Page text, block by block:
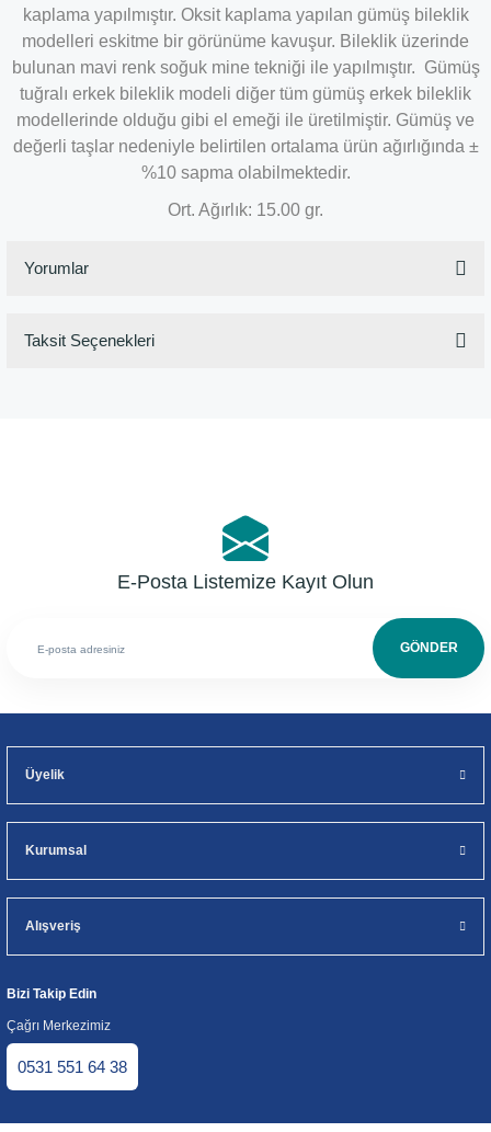
kaplama yapılmıştır. Oksit kaplama yapılan gümüş bileklik
modelleri eskitme bir görünüme kavuşur. Bileklik üzerinde
bulunan mavi renk soğuk mine tekniği ile yapılmıştır. Gümüş
tuğralı erkek bileklik modeli diğer tüm gümüş erkek bileklik
modellerinde olduğu gibi el emeği ile üretilmiştir. Gümüş ve
değerli taşlar nedeniyle belirtilen ortalama ürün ağırlığında ±
%10 sapma olabilmektedir.
Ort. Ağırlık: 15.00 gr.
Yorumlar
Taksit Seçenekleri
E-Posta Listemize Kayıt Olun
GÖNDER
Üyelik
Kurumsal
Alışveriş
Bizi Takip Edin
Çağrı Merkezimiz
0531 551 64 38